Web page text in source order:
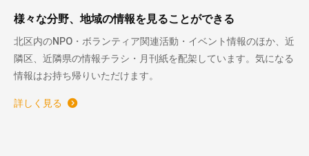
様々な分野、地域の情報を見ることができる
北区内のNPO・ボランティア関連活動・イベント情報のほか、近
隣区、近隣県の情報チラシ・月刊紙を配架しています。気になる
情報はお持ち帰りいただけます。
詳しく見る